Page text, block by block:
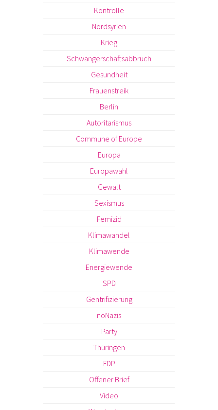
Kontrolle
Nordsyrien
Krieg
Schwangerschaftsabbruch
Gesundheit
Frauenstreik
Berlin
Autoritarismus
Commune of Europe
Europa
Europawahl
Gewalt
Sexismus
Femizid
Klimawandel
Klimawende
Energiewende
SPD
Gentrifizierung
noNazis
Party
Thüringen
FDP
Offener Brief
Video